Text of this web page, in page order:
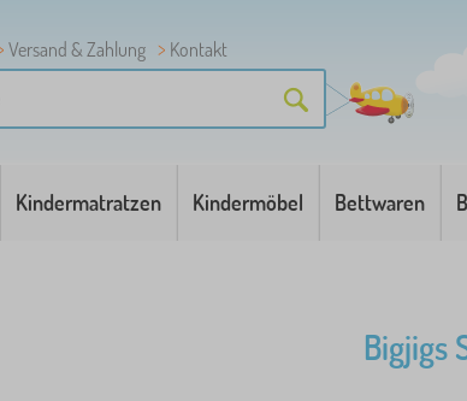
Versand & Zahlung
Kontakt
Kindermatratzen Kindermöbel Bettwaren
Bigjigs